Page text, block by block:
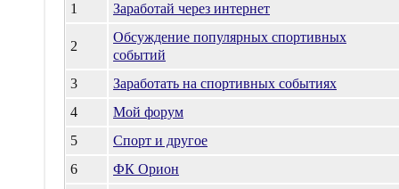
1
Заработай через интернет
2
Обсуждение популярных спортивных
событий
3
Заработать на спортивных событиях
4
Мой форум
5
Спорт и другое
6
ФК Орион